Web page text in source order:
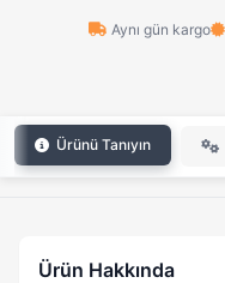
Aynı gün kargo
Ürünü Tanıyın
Ürün Hakkında